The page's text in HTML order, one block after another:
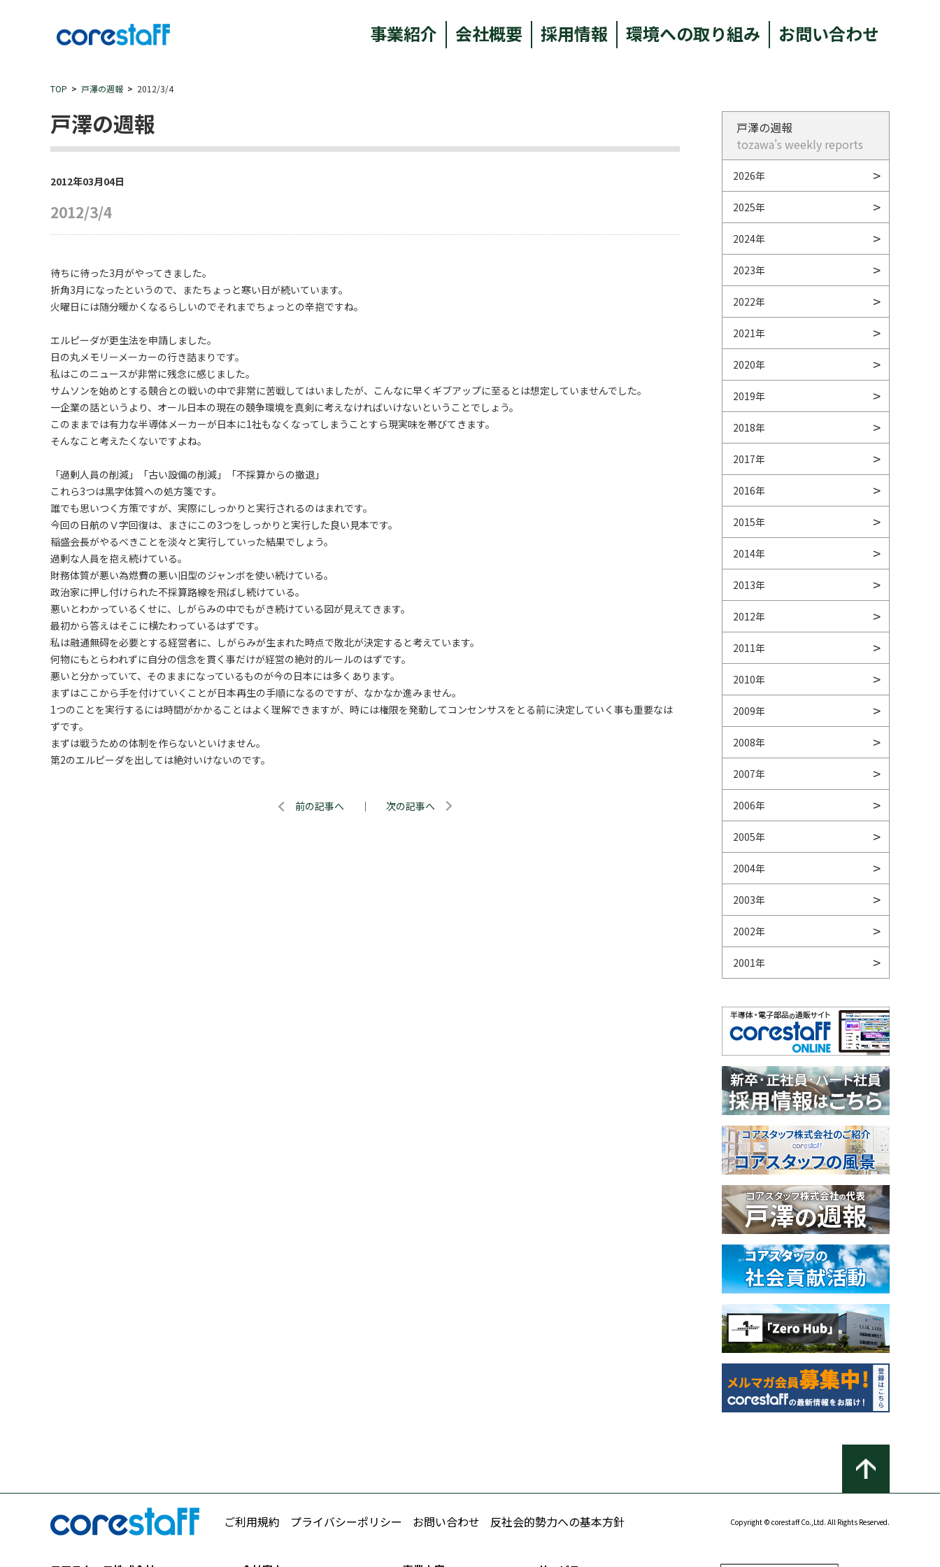
事業紹介 会社概要 採用情報 環境への取り組み お問い合わせ
TOP 戸澤の週報 2012/3/4
戸澤の週報
2012年03月04日
2012/3/4
待ちに待った3月がやってきました。
折角3月になったというので、またちょっと寒い日が続いています。
火曜日には随分暖かくなるらしいのでそれまでちょっとの辛抱ですね。
エルピーダが更生法を申請しました。
日の丸メモリーメーカーの行き詰まりです。
私はこのニュースが非常に残念に感じました。
サムソンを始めとする競合との戦いの中で非常に苦戦してはいましたが、こんなに早くギブアップに至るとは想定していませんでした。
一企業の話というより、オール日本の現在の競争環境を真剣に考えなければいけないということでしょう。
このままでは有力な半導体メーカーが日本に1社もなくなってしまうことすら現実味を帯びてきます。
そんなこと考えたくないですよね。
「過剰人員の削減」「古い設備の削減」「不採算からの撤退」
これら3つは黒字体質への処方箋です。
誰でも思いつく方策ですが、実際にしっかりと実行されるのはまれです。
今回の日航のⅤ字回復は、まさにこの3つをしっかりと実行した良い見本です。
稲盛会長がやるべきことを淡々と実行していった結果でしょう。
過剰な人員を抱え続けている。
財務体質が悪い為燃費の悪い旧型のジャンボを使い続けている。
政治家に押し付けられた不採算路線を飛ばし続けている。
悪いとわかっているくせに、しがらみの中でもがき続けている図が見えてきます。
最初から答えはそこに横たわっているはずです。
私は融通無碍を必要とする経営者に、しがらみが生まれた時点で敗北が決定すると考えています。
何物にもとらわれずに自分の信念を貫く事だけが経営の絶対的ルールのはずです。
悪いと分かっていて、そのままになっているものが今の日本には多くあります。
まずはここから手を付けていくことが日本再生の手順になるのですが、なかなか進みません。
1つのことを実行するには時間がかかることはよく理解できますが、時には権限を発動してコンセンサスをとる前に決定していく事も重要なは
ずです。
まずは戦うための体制を作らないといけません。
第2のエルピーダを出しては絶対いけないのです。
前の記事へ ｜ 次の記事へ
戸澤の週報
tozawa's weekly reports
2026年
2025年
2024年
2023年
2022年
2021年
2020年
2019年
2018年
2017年
2016年
2015年
2014年
2013年
2012年
2011年
2010年
2009年
2008年
2007年
2006年
2005年
2004年
2003年
2002年
2001年
ご利用規約 プライバシーポリシー お問い合わせ 反社会的勢力への基本方針 Copyright © corestaff Co.,Ltd. All Rights Reserved.